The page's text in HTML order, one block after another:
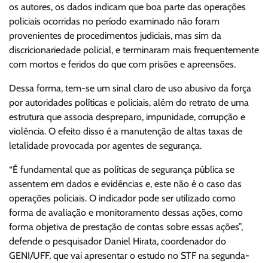
os autores, os dados indicam que boa parte das operações
policiais ocorridas no período examinado não foram
provenientes de procedimentos judiciais, mas sim da
discricionariedade policial, e terminaram mais frequentemente
com mortos e feridos do que com prisões e apreensões.
Dessa forma, tem-se um sinal claro de uso abusivo da força
por autoridades políticas e policiais, além do retrato de uma
estrutura que associa despreparo, impunidade, corrupção e
violência. O efeito disso é a manutenção de altas taxas de
letalidade provocada por agentes de segurança.
“É fundamental que as políticas de segurança pública se
assentem em dados e evidências e, este não é o caso das
operações policiais. O indicador pode ser utilizado como
forma de avaliação e monitoramento dessas ações, como
forma objetiva de prestação de contas sobre essas ações”,
defende o pesquisador Daniel Hirata, coordenador do
GENI/UFF, que vai apresentar o estudo no STF na segunda-